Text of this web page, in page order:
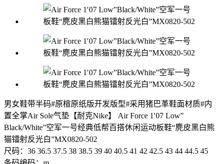
男女鞋带半码#原楦原纸版开发版型#采用猪巴革鞋面材质#内
置全掌Air Sole气垫【耐克Nike】 Air Force 1′07 Low”
Black/White”空军一号经典低帮百搭休闲运动板鞋“麂皮黑白熊
猫镭射反光白”MX0820-502
尺码：36 36.5 37.5 38 38.5 39 40 40.5 41 42 42.5 43 44 44.5 45